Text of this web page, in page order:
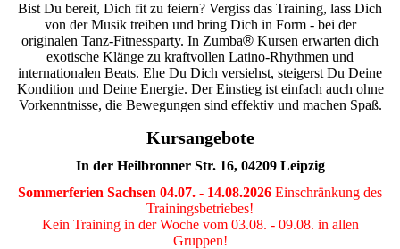
Bist Du bereit, Dich fit zu feiern? Vergiss das Training, lass Dich
von der Musik treiben und bring Dich in Form - bei der
originalen Tanz-Fitnessparty. In Zumba® Kursen erwarten dich
exotische Klänge zu kraftvollen Latino-Rhythmen und
internationalen Beats. Ehe Du Dich versiehst, steigerst Du Deine
Kondition und Deine Energie. Der Einstieg ist einfach auch ohne
Vorkenntnisse, die Bewegungen sind effektiv und machen Spaß.
Kursangebote
In der Heilbronner Str. 16, 04209 Leipzig
Sommerferien Sachsen 04.07. - 14.08.2026 Einschränkung des
Trainingsbetriebes!
Kein Training in der Woche vom 03.08. - 09.08. in allen
Gruppen!